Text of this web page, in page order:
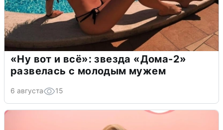
«Ну вот и всё»: звезда «Дома-2»
развелась с молодым мужем
6 августа 15